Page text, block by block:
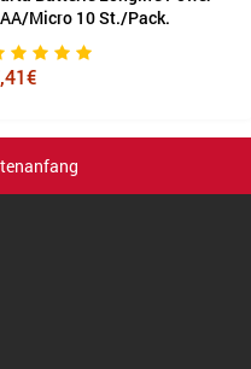
Micro 10 St./Pack.